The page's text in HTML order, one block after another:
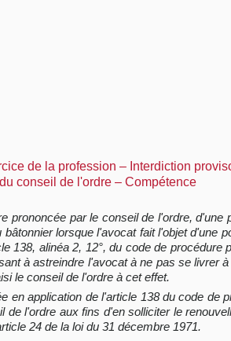
de la profession – Interdiction
conseil de l'ordre – Compétence
par le conseil de l'ordre, d'une
lorsque l'avocat fait l'objet d'une
138, alinéa 2, 12°, du code de procédure
à astreindre l'avocat à ne pas se livrer
le conseil de l'ordre à cet effet.
application de l'article 138 du code de
l'ordre aux fins d'en solliciter le
24 de la loi du 31 décembre 1971.